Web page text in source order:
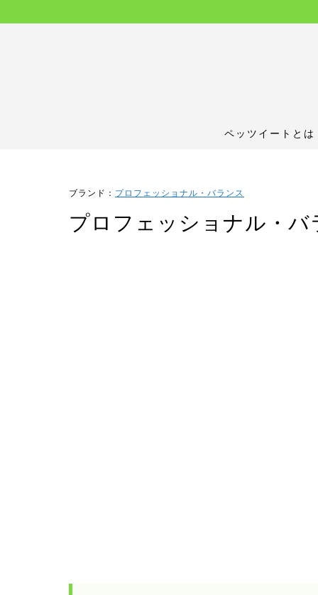
ペッツイートとは
ブランド： プロフェッショナル・バランス
プロフェッショナル・